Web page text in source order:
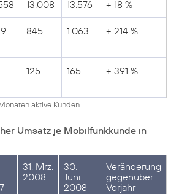
13.008 13.576 + 18 %
845 1.063 + 214 %
125 165 + 391 %
aktive Kunden
Umsatz je Mobilfunkkunde in
31. Mrz.
2008
30.
Juni
2008
Veränderung
gegenüber
Vorjahr